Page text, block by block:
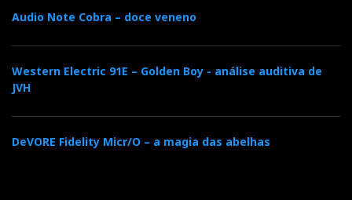
luz das suas emoções.
Nagra Compact VSF (base): 1.495 €
Audio Note Cobra – doce veneno
Western Electric 91E – Golden Boy - análise auditiva de
JVH
DeVORE Fidelity Micr/O – a magia das abelhas